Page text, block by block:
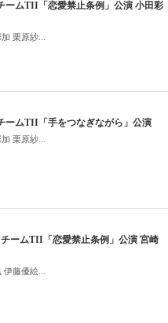
ームTII「恋愛禁止条例」公演 小田彩
栗原紗...
ームTII「手をつなぎながら」公演
栗原紗...
チームTII「恋愛禁止条例」公演 宮崎
藤優絵...